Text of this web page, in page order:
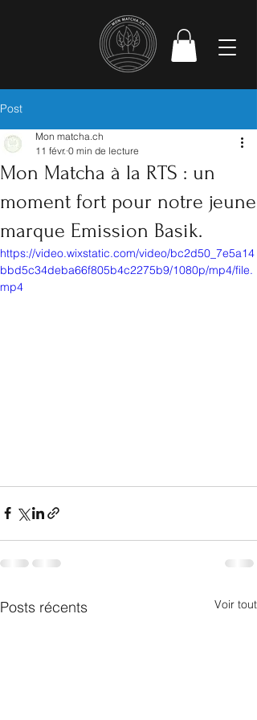
Post
Mon Matcha à la RTS : un
moment fort pour notre jeune
marque Emission Basik.
Mon matcha.ch
11 févr. 0 min de lecture
https://video.wixstatic.com/video/bc2d50_7e5a14
bbd5c34deba66f805b4c2275b9/1080p/mp4/file.
mp4
Posts récents Voir tout